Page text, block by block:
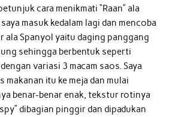
cara menikmati “Raan” ala
masuk kedalam lagi dan mencoba
ala Spanyol yaitu daging panggang
sehingga berbentuk seperti
variasi 3 macam saos. Saya
makanan itu ke meja dan mulai
benar-benar enak, tekstur rotinya
dibagian pinggir dan dipadukan